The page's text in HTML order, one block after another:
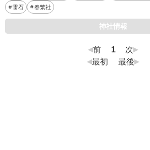
雷石 春繁社
神社情報
前 1
次
最初
最後